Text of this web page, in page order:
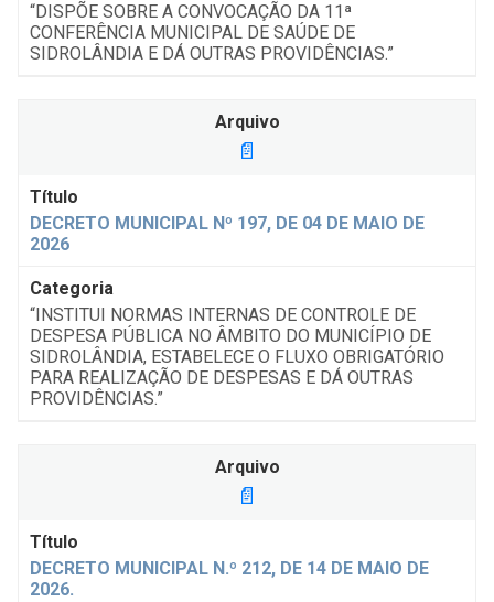
“DISPÕE SOBRE A CONVOCAÇÃO DA 11ª
CONFERÊNCIA MUNICIPAL DE SAÚDE DE
SIDROLÂNDIA E DÁ OUTRAS PROVIDÊNCIAS.”
DECRETO MUNICIPAL Nº 197, DE 04 DE MAIO DE
2026
“INSTITUI NORMAS INTERNAS DE CONTROLE DE
DESPESA PÚBLICA NO ÂMBITO DO MUNICÍPIO DE
SIDROLÂNDIA, ESTABELECE O FLUXO OBRIGATÓRIO
PARA REALIZAÇÃO DE DESPESAS E DÁ OUTRAS
PROVIDÊNCIAS.”
📄
DECRETO MUNICIPAL N.º 212, DE 14 DE MAIO DE
2026.
📄